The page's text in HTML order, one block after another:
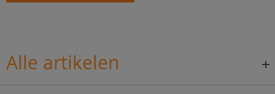
Alle artikelen